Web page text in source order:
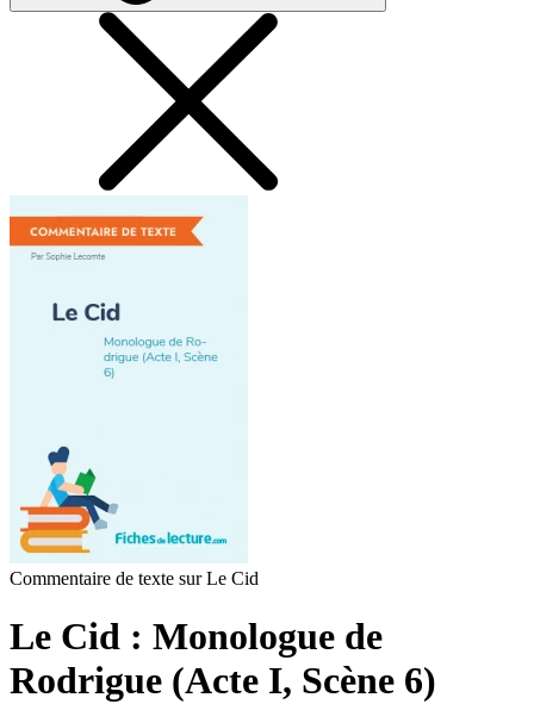
Commentaire de texte sur Le Cid
Le Cid : Monologue de
Rodrigue (Acte I, Scène 6)